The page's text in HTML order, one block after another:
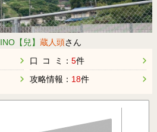
INO【兒】 蔵人頭さん
口 コ ミ： 5件
攻略情報： 18件